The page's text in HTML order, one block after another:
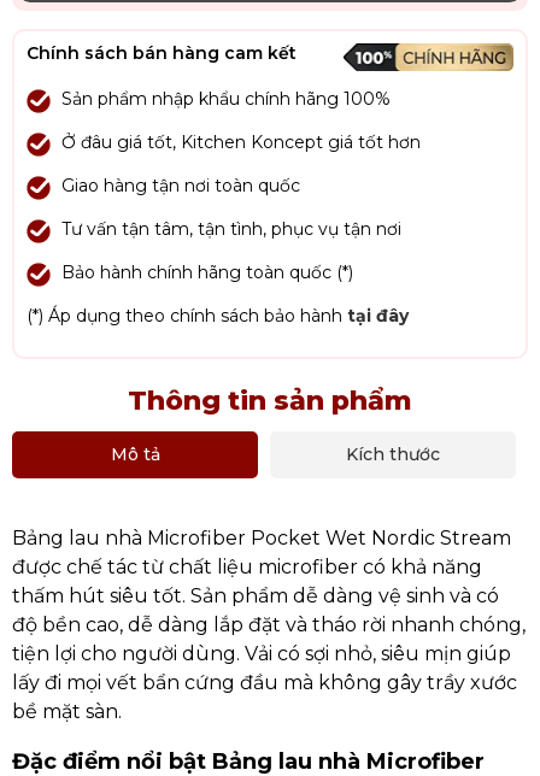
Chính sách bán hàng cam kết
Sản phẩm nhập khẩu chính hãng 100%
Ở đâu giá tốt, Kitchen Koncept giá tốt hơn
Giao hàng tận nơi toàn quốc
Tư vấn tận tâm, tận tình, phục vụ tận nơi
Bảo hành chính hãng toàn quốc (*)
(*) Áp dụng theo chính sách bảo hành tại đây
Thông tin sản phẩm
Mô tả Kích thước
Bảng lau nhà Microfiber Pocket Wet Nordic Stream
được chế tác từ chất liệu microfiber có khả năng
thấm hút siêu tốt. Sản phẩm dễ dàng vệ sinh và có
độ bền cao, dễ dàng lắp đặt và tháo rời nhanh chóng,
tiện lợi cho người dùng. Vải có sợi nhỏ, siêu mịn giúp
lấy đi mọi vết bẩn cứng đầu mà không gây trầy xước
bề mặt sàn.
Đặc điểm nổi bật Bảng lau nhà Microfiber